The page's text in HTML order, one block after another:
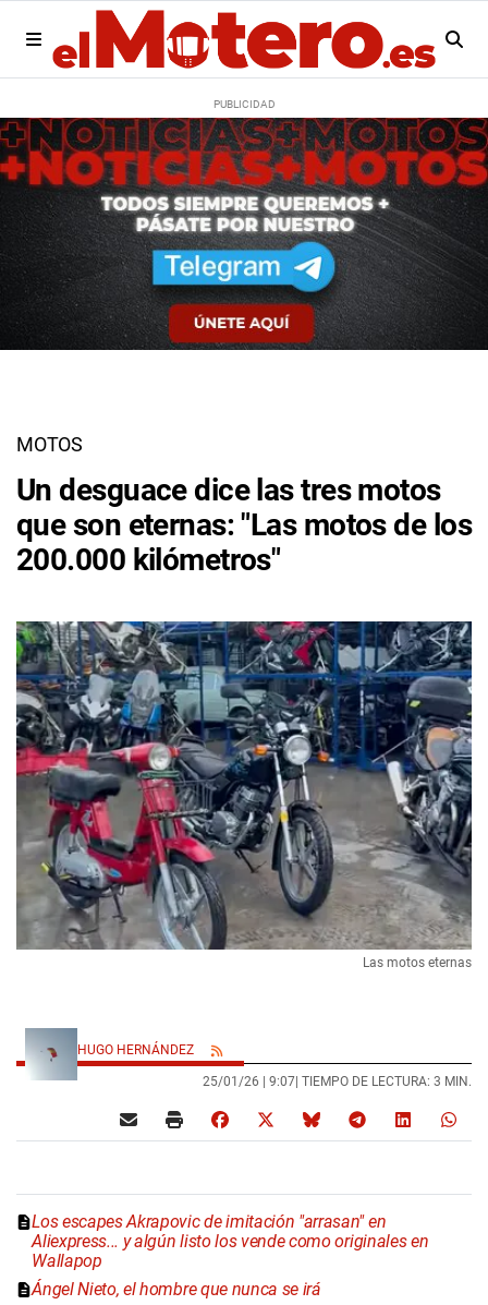
MOTOS
Un desguace dice las tres motos
que son eternas: "Las motos de los
200.000 kilómetros"
Las motos eternas
HUGO HERNÁNDEZ
25/01/26 | 9:07| TIEMPO DE LECTURA: 3 MIN.
Los escapes Akrapovic de imitación "arrasan" en
Aliexpress... y algún listo los vende como originales en
Wallapop
Ángel Nieto, el hombre que nunca se irá